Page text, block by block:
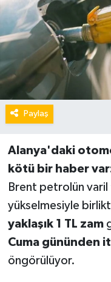
Paylaş
Alanya'daki
kötü bir haber
Brent petrolün varil
yükselmesiyle
yaklaşık 1 TL zam
Cuma gününden
öngörülüyor.